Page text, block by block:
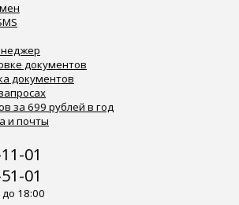
документов
документов
за 699 рублей в год
и почты
01
01
18:00